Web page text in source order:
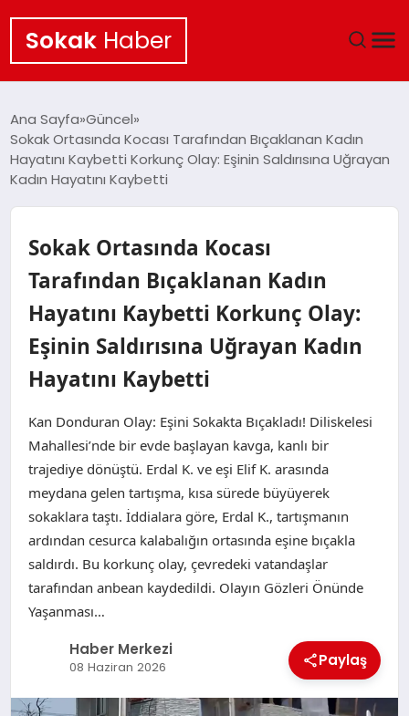
Sokak Haber
EKONOMI
GÜNCEL
KÜLTÜR SANAT
SAĞLIK
TEKNOLOJI
Ana Sayfa Güncel
Sokak Ortasında Kocası Tarafından Bıçaklanan Kadın
Hayatını Kaybetti Korkunç Olay: Eşinin Saldırısına Uğrayan
Kadın Hayatını Kaybetti
Sokak Ortasında Kocası
Tarafından Bıçaklanan Kadın
Hayatını Kaybetti Korkunç Olay:
Eşinin Saldırısına Uğrayan Kadın
Hayatını Kaybetti
Kan Donduran Olay: Eşini Sokakta Bıçakladı! Diliskelesi
Mahallesi’nde bir evde başlayan kavga, kanlı bir
trajediye dönüştü. Erdal K. ve eşi Elif K. arasında
meydana gelen tartışma, kısa sürede büyüyerek
sokaklara taştı. İddialara göre, Erdal K., tartışmanın
ardından cesurca kalabalığın ortasında eşine bıçakla
saldırdı. Bu korkunç olay, çevredeki vatandaşlar
tarafından anbean kaydedildi. Olayın Gözleri Önünde
Yaşanması…
Haber Merkezi
08 Haziran 2026 Paylaş